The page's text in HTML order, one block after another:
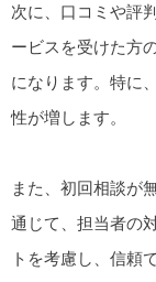
次に、口コミや評
ービスを受けた方
になります。特に
性が増します。
また、初回相談が
通じて、担当者の
トを考慮し、信頼